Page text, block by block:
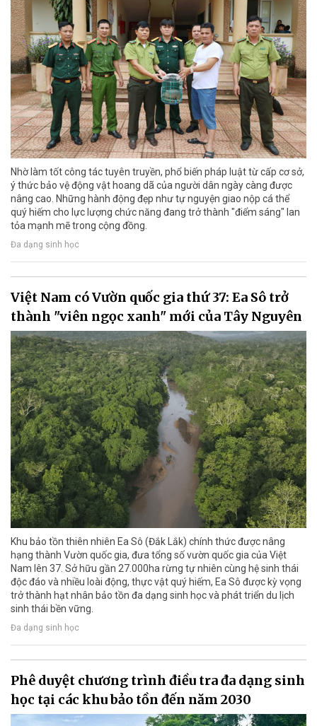
Nhờ làm tốt công tác tuyên truyền, phổ biến pháp luật từ cấp cơ sở,
ý thức bảo vệ động vật hoang dã của người dân ngày càng được
nâng cao. Những hành động đẹp như tự nguyện giao nộp cá thể
quý hiếm cho lực lượng chức năng đang trở thành "điểm sáng" lan
tỏa mạnh mẽ trong cộng đồng.
Đa dạng sinh học
Việt Nam có Vườn quốc gia thứ 37: Ea Sô trở
thành "viên ngọc xanh" mới của Tây Nguyên
Khu bảo tồn thiên nhiên Ea Sô (Đắk Lắk) chính thức được nâng
hạng thành Vườn quốc gia, đưa tổng số vườn quốc gia của Việt
Nam lên 37. Sở hữu gần 27.000ha rừng tự nhiên cùng hệ sinh thái
độc đáo và nhiều loài động, thực vật quý hiếm, Ea Sô được kỳ vọng
trở thành hạt nhân bảo tồn đa dạng sinh học và phát triển du lịch
sinh thái bền vững.
Đa dạng sinh học
Phê duyệt chương trình điều tra đa dạng sinh
học tại các khu bảo tồn đến năm 2030